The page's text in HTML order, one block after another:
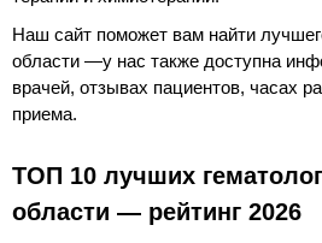
Наш сайт поможет вам найти
области —у нас также доступна
врачей, отзывах пациентов, часах
приема.
ТОП 10 лучших
области — рейтинг 2026